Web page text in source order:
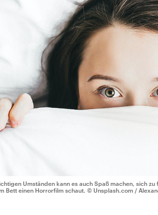
Umständen kann es auch Spaß machen, sich
Bett einen Horrorfilm schaut. © Unsplash.com /